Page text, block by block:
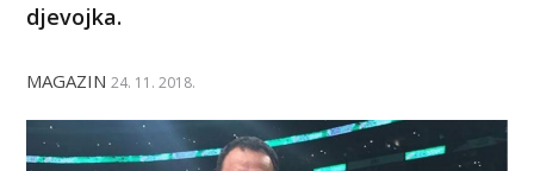
djevojka.
MAGAZIN 24. 11. 2018.